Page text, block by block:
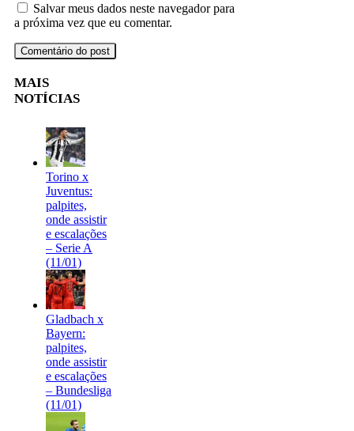
Salvar meus dados neste navegador para
a próxima vez que eu comentar.
MAIS
NOTÍCIAS
Torino x
Juventus:
palpites,
onde assistir
e escalações
– Serie A
(11/01)
Gladbach x
Bayern:
palpites,
onde assistir
e escalações
– Bundesliga
(11/01)